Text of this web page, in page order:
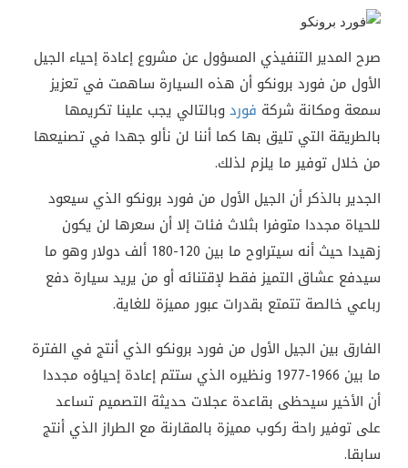
صرح المدير التنفيذي المسؤول عن مشروع إعادة إحياء الجيل
الأول من فورد برونكو أن هذه السيارة ساهمت في تعزيز
سمعة ومكانة شركة فوردوبالتالي يجب علينا تكريمها
بالطريقة التي تليق بها كما أننا لن نألو جهدا في تصنيعها
من خلال توفير ما يلزم لذلك.
الجدير بالذكر أن الجيل الأول من فورد برونكو الذي سيعود
للحياة مجددا متوفرا بثلاث فئات إلا أن سعرها لن يكون
زهيدا حيث أنه سيتراوح ما بين 120-180 ألف دولار وهو ما
سيدفع عشاق التميز فقط لإقتنائه أو من يريد سيارة دفع
رباعي خالصة تتمتع بقدرات عبور مميزة للغاية.
الفارق بين الجيل الأول من فورد برونكو الذي أنتج في الفترة
ما بين 1966-1977 ونظيره الذي ستتم إعادة إحياؤه مجددا
أن الأخير سيحظى بقاعدة عجلات حديثة التصميم تساعد
على توفير راحة ركوب مميزة بالمقارنة مع الطراز الذي أنتج
سابقا.